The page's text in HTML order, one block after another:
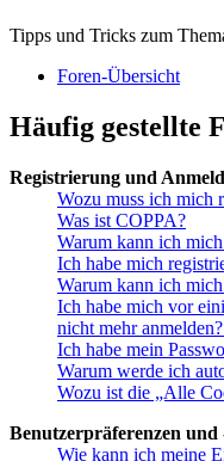
Tipps und Tricks zum
Foren-Übersicht
Häufig gestellte
Registrierung und
Wozu muss ich mich
Was ist COPPA?
Warum kann ich
Ich habe mich
Warum kann ich
Ich habe mich vor
nicht mehr
Ich habe mein
Warum werde ich
Wozu ist die „Alle
Benutzerpräferenzen und
Wie kann ich meine